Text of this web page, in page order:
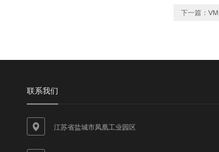
下一篇：
联系我们
江苏省盐城市凤凰工业园区